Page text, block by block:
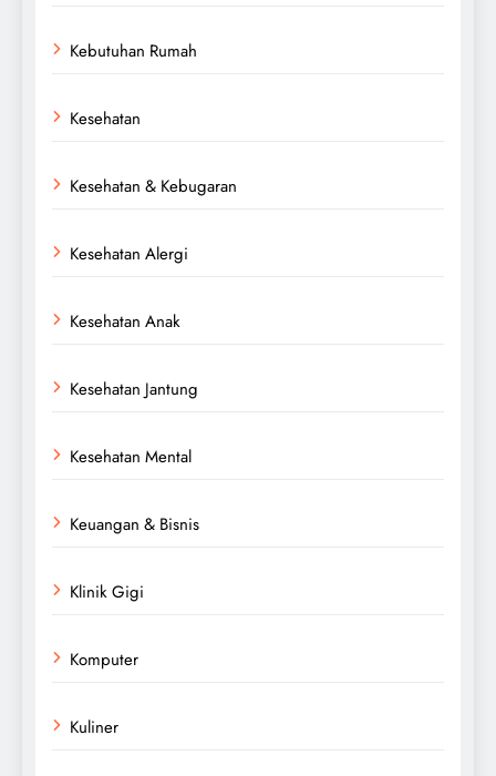
Kebutuhan Rumah
Kesehatan
Kesehatan & Kebugaran
Kesehatan Alergi
Kesehatan Anak
Kesehatan Jantung
Kesehatan Mental
Keuangan & Bisnis
Klinik Gigi
Komputer
Kuliner